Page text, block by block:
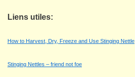
Liens utiles:
How to Harvest, Dry, Freeze and Use Stinging Nettle
Stinging Nettles – friend not foe